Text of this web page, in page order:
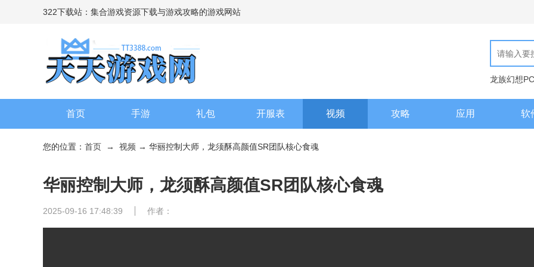
322下载站：集合游戏资源下载与游戏攻略的游戏网站
龙族幻想
现代汉语词
首页 手游 礼包 开服表 视频 攻略 应用 软
您的位置： 首页 → 视频 → 华丽控制大师，龙须酥高颜值SR团队核心食魂
华丽控制大师，龙须酥高颜值SR团队核心食魂
2025-09-16 17:48:39 作者：